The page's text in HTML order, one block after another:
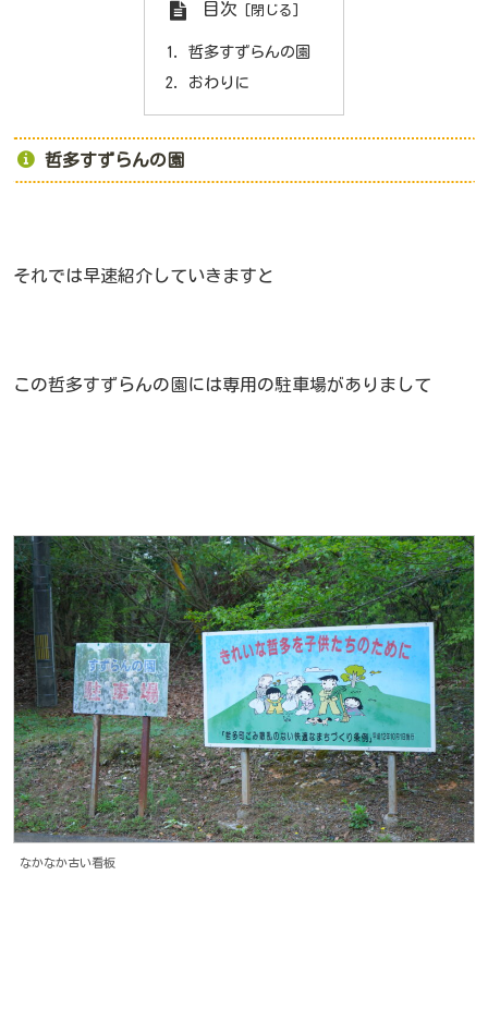
目次
哲多すずらんの園
おわりに
哲多すずらんの園
それでは早速紹介していきますと
この哲多すずらんの園には専用の駐車場がありまして
なかなか古い看板